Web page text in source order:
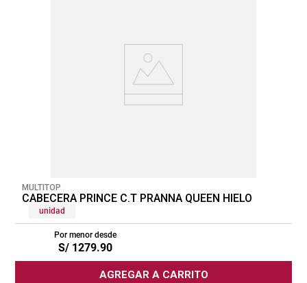
MULTITOP
CABECERA PRINCE C.T PRANNA QUEEN HIELO
unidad
Por menor desde
S/ 1279.90
AGREGAR A CARRITO